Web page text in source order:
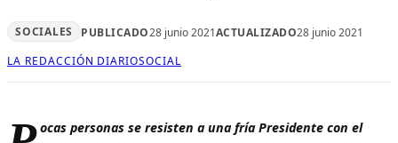
SOCIALES PUBLICADO28 junio 2021ACTUALIZADO28 junio 2021
LA REDACCIÓN DIARIOSOCIAL
ocas personas se resisten a una fría Presidente con el